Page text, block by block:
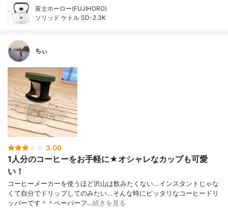
富士ホーロー(FUJIHORO)
ソリッド ケトル SD-2.3K
ちぃ
3.00
1人分のコーヒーをお手軽に★オシャレなカップも可愛
い！
コーヒーメーカーを使うほど沢山は飲みたくない...インスタントじゃな
くて自分でドリップしてのみたい...そんな時にピッタリなコーヒードリ
ッパーです＾＾ペーパーフ…続きを見る